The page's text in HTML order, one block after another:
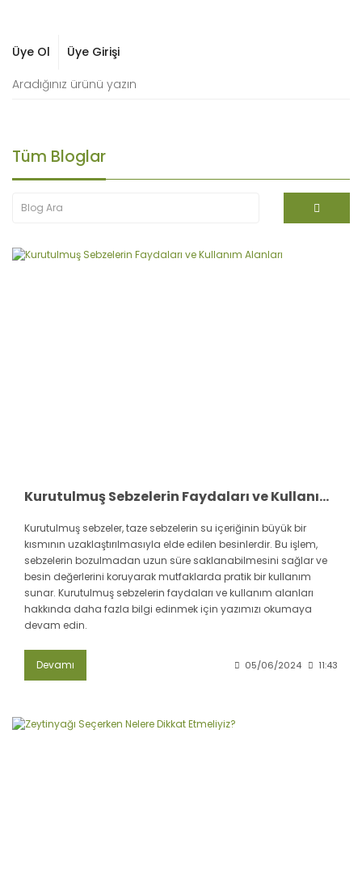
Üye Ol Üye Girişi
Tüm Bloglar
Kurutulmuş Sebzelerin Faydaları ve Kullanım Alanları
Kurutulmuş sebzeler, taze sebzelerin su içeriğinin büyük bir
kısmının uzaklaştırılmasıyla elde edilen besinlerdir. Bu işlem,
sebzelerin bozulmadan uzun süre saklanabilmesini sağlar ve
besin değerlerini koruyarak mutfaklarda pratik bir kullanım
sunar. Kurutulmuş sebzelerin faydaları ve kullanım alanları
hakkında daha fazla bilgi edinmek için yazımızı okumaya
devam edin.
Devamı 05/06/2024 11:43